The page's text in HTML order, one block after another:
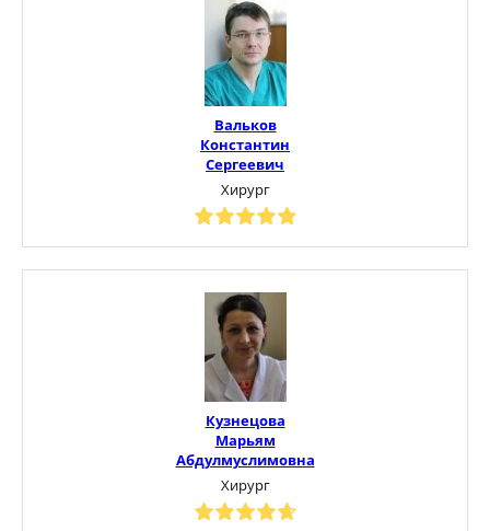
Вальков
Константин
Сергеевич
Хирург
Кузнецова
Марьям
Абдулмуслимовна
Хирург